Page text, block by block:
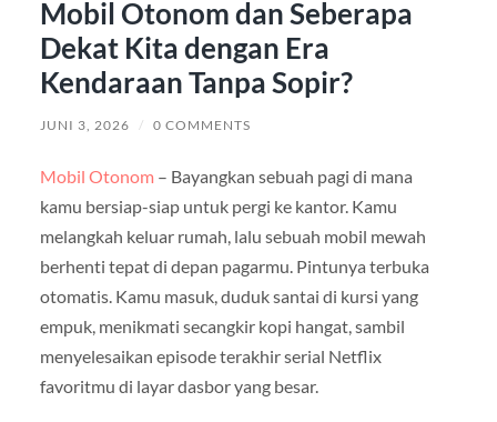
Mobil Otonom dan Seberapa
Dekat Kita dengan Era
Kendaraan Tanpa Sopir?
JUNI 3, 2026 / 0 COMMENTS
Mobil Otonom – Bayangkan sebuah pagi di mana
kamu bersiap-siap untuk pergi ke kantor. Kamu
melangkah keluar rumah, lalu sebuah mobil mewah
berhenti tepat di depan pagarmu. Pintunya terbuka
otomatis. Kamu masuk, duduk santai di kursi yang
empuk, menikmati secangkir kopi hangat, sambil
menyelesaikan episode terakhir serial Netflix
favoritmu di layar dasbor yang besar.